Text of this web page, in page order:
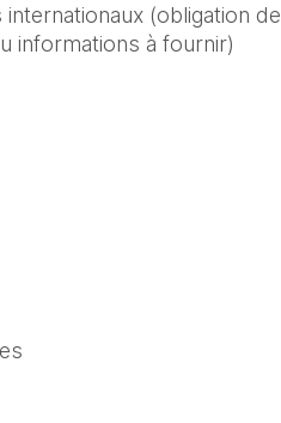
(obligation de
informations à fournir)